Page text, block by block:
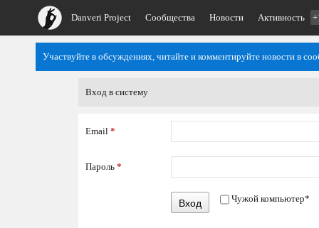
Danveri Project Сообщества Новости Активность
Участвуйте в обсуждениях, читайте и комментируйте новости в
Вход в систему
Email *
Пароль *
Вход Чужой компьютер*